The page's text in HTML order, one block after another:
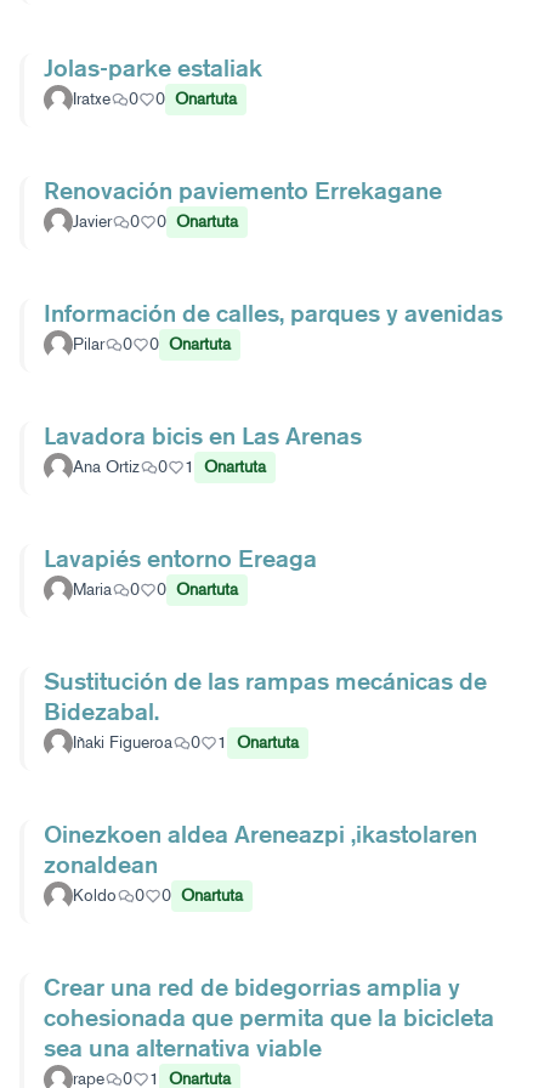
Jolas-parke estaliak
Iratxe 0 0 Onartuta
Renovación paviemento Errekagane
Javier 0 0 Onartuta
Información de calles, parques y avenidas
Pilar 0 0 Onartuta
Lavadora bicis en Las Arenas
Ana Ortiz 0 1 Onartuta
Lavapiés entorno Ereaga
Maria 0 0 Onartuta
Sustitución de las rampas mecánicas de
Bidezabal.
Iñaki Figueroa 0 1 Onartuta
Oinezkoen aldea Areneazpi ,ikastolaren
zonaldean
Koldo 0 0 Onartuta
Crear una red de bidegorrias amplia y
cohesionada que permita que la bicicleta
sea una alternativa viable
rape 0 1 Onartuta